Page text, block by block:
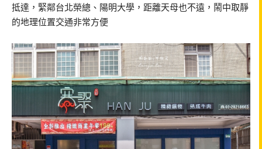
抵達，緊鄰台北榮總、陽明大學，距離天母也不遠，鬧中取靜
的地理位置交通非常方便